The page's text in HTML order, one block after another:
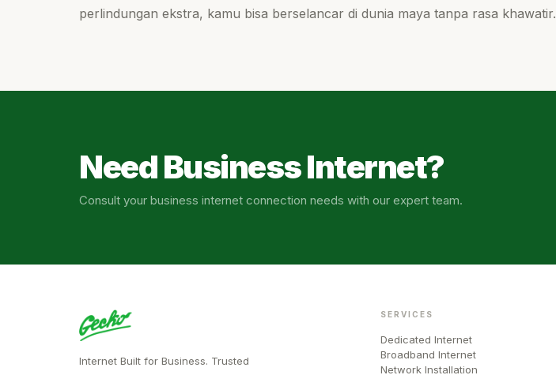
perlindungan ekstra, kamu bisa berselancar di dunia maya tanpa rasa khawatir.
Need Business Internet?
Consult your business internet connection needs with our expert team.
Internet Built for Business. Trusted
SERVICES
Dedicated Internet
Broadband Internet
Network Installation